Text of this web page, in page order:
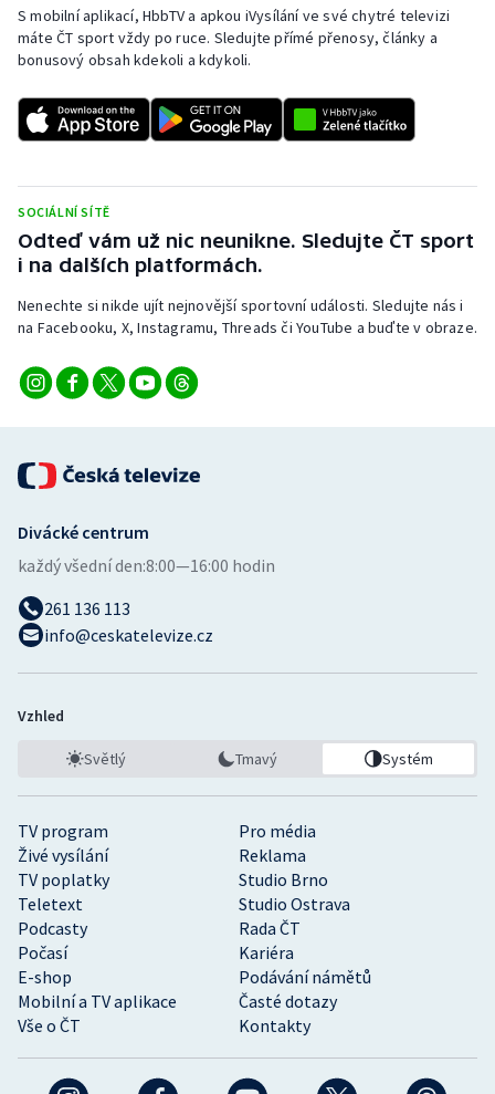
Short track
Sportovní střelba
Stolní tenis
Vodní slalom
Volejbal
Ostatní
S mobilní aplikací, HbbTV a apkou iVysílání ve své chytré televizi
máte ČT sport vždy po ruce. Sledujte přímé přenosy, články a
bonusový obsah kdekoli a kdykoli.
SOCIÁLNÍ SÍTĚ
Odteď vám už nic neunikne. Sledujte ČT sport
i na dalších platformách.
Nenechte si nikde ujít nejnovější sportovní události. Sledujte nás i
na Facebooku, X, Instagramu, Threads či YouTube a buďte v obraze.
TV program
Pro média
Živé vysílání
Reklama
TV poplatky
Studio Brno
Teletext
Studio Ostrava
Podcasty
Rada ČT
Počasí
Kariéra
E-shop
Podávání námětů
Mobilní a TV aplikace
Časté dotazy
Vše o ČT
Kontakty
Divácké centrum
každý všední den:8:00—16:00 hodin
261 136 113
info@ceskatelevize.cz
Vzhled
Světlý Tmavý Systém